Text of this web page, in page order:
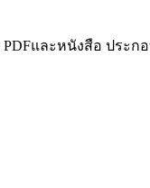
และหนังสือ ประก